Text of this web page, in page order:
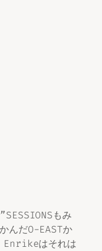
もみ
んだO-EASTか
Enrikeはそれは